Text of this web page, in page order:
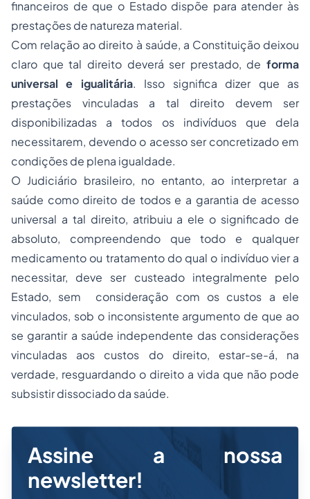
financeiros de que o Estado dispõe para atender às
prestações de natureza material.
Com relação ao direito à saúde, a Constituição deixou
claro que tal direito deverá ser prestado, de forma
universal e igualitária. Isso significa dizer que as
prestações vinculadas a tal direito devem ser
disponibilizadas a todos os indivíduos que dela
necessitarem, devendo o acesso ser concretizado em
condições de plena igualdade.
O Judiciário brasileiro, no entanto, ao interpretar a
saúde como direito de todos e a garantia de acesso
universal a tal direito, atribuiu a ele o significado de
absoluto, compreendendo que todo e qualquer
medicamento ou tratamento do qual o indivíduo vier a
necessitar, deve ser custeado integralmente pelo
Estado, sem consideração com os custos a ele
vinculados, sob o inconsistente argumento de que ao
se garantir a saúde independente das considerações
vinculadas aos custos do direito, estar-se-á, na
verdade, resguardando o direito a vida que não pode
subsistir dissociado da saúde.
Assine a nossa
newsletter!